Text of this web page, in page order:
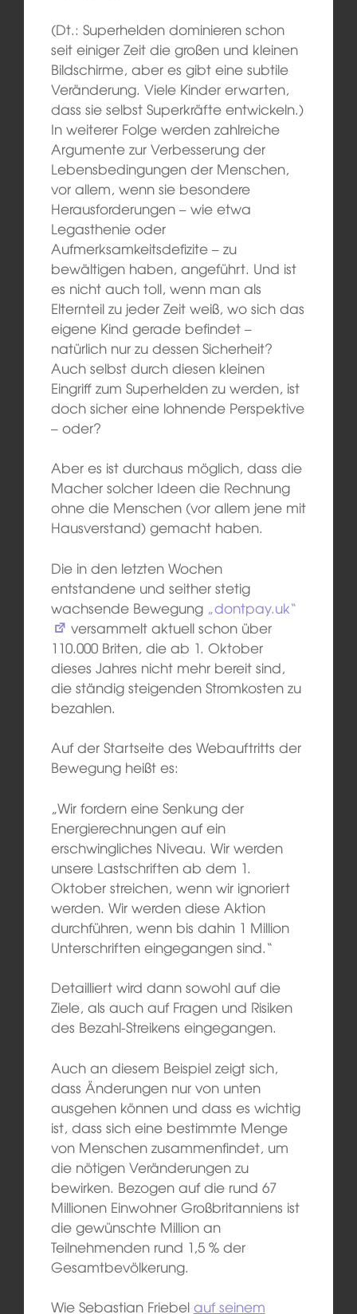
(Dt.: Superhelden dominieren schon
seit einiger Zeit die großen und kleinen
Bildschirme, aber es gibt eine subtile
Veränderung. Viele Kinder erwarten,
dass sie selbst Superkräfte entwickeln.)
In weiterer Folge werden zahlreiche
Argumente zur Verbesserung der
Lebensbedingungen der Menschen,
vor allem, wenn sie besondere
Herausforderungen – wie etwa
Legasthenie oder
Aufmerksamkeitsdefizite – zu
bewältigen haben, angeführt. Und ist
es nicht auch toll, wenn man als
Elternteil zu jeder Zeit weiß, wo sich das
eigene Kind gerade befindet –
natürlich nur zu dessen Sicherheit?
Auch selbst durch diesen kleinen
Eingriff zum Superhelden zu werden, ist
doch sicher eine lohnende Perspektive
– oder?
Aber es ist durchaus möglich, dass die
Macher solcher Ideen die Rechnung
ohne die Menschen (vor allem jene mit
Hausverstand) gemacht haben.
Die in den letzten Wochen
entstandene und seither stetig
wachsende Bewegung „dontpay.uk“
versammelt aktuell schon über
110.000 Briten, die ab 1. Oktober
dieses Jahres nicht mehr bereit sind,
die ständig steigenden Stromkosten zu
bezahlen.
Auf der Startseite des Webauftritts der
Bewegung heißt es:
„Wir fordern eine Senkung der
Energierechnungen auf ein
erschwingliches Niveau. Wir werden
unsere Lastschriften ab dem 1.
Oktober streichen, wenn wir ignoriert
werden. Wir werden diese Aktion
durchführen, wenn bis dahin 1 Million
Unterschriften eingegangen sind.“
Detailliert wird dann sowohl auf die
Ziele, als auch auf Fragen und Risiken
des Bezahl-Streikens eingegangen.
Auch an diesem Beispiel zeigt sich,
dass Änderungen nur von unten
ausgehen können und dass es wichtig
ist, dass sich eine bestimmte Menge
von Menschen zusammenfindet, um
die nötigen Veränderungen zu
bewirken. Bezogen auf die rund 67
Millionen Einwohner Großbritanniens ist
die gewünschte Million an
Teilnehmenden rund 1,5 % der
Gesamtbevölkerung.
Wie Sebastian Friebel auf seinem